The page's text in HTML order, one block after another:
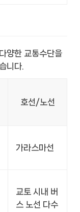
양한 교통수단을
니다.
호선/노선
가라스마선
교토 시내 버
스 노선 다수